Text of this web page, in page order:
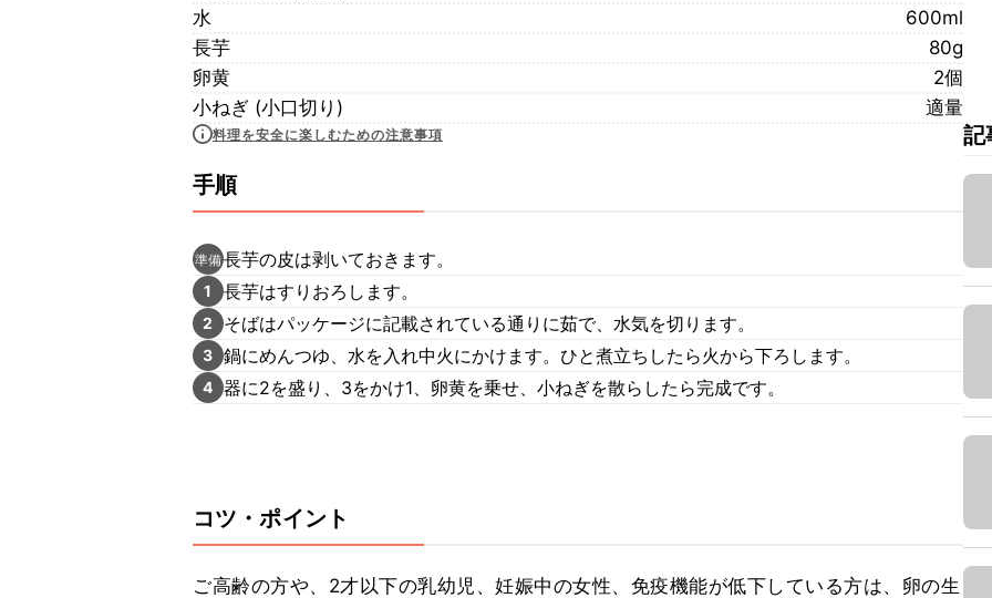
水
600ml
長芋
80g
卵黄
2個
小ねぎ (小口切り)
適量
料理を安全に楽しむための注意事項
手順
準備長芋の皮は剥いておきます。
1 長芋はすりおろします。
2 そばはパッケージに記載されている通りに茹で、水気を切ります。
3 鍋にめんつゆ、水を入れ中火にかけます。ひと煮立ちしたら火から下ろします。
4 器に2を盛り、3をかけ1、卵黄を乗せ、小ねぎを散らしたら完成です。
コツ・ポイント
ご高齢の方や、2才以下の乳幼児、妊娠中の女性、免疫機能が低下している方は、卵の生
記